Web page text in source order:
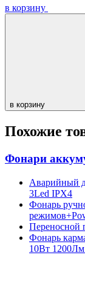
в корзину
в корзину
Похожие
Фонари
Аварийный
3Led IPX4
Фонарь
Переносной
Фонарь
10Вт